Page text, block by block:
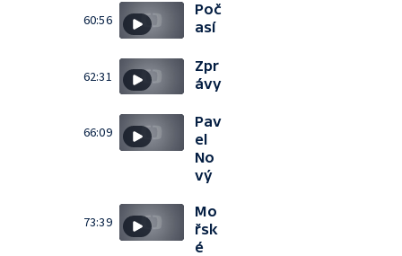
60:56
Poč
así
62:31
Zpr
ávy
66:09
Pav
el
No
vý
73:39
Mo
řsk
é